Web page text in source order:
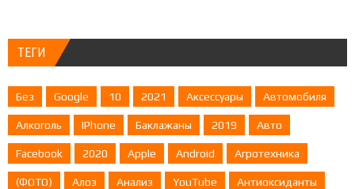
ТЕГИ
Без Google 10 2021 Аксессуары Автомобиля
Алкоголь IPhone Баклажаны 2019 Авто
Facebook 2020 Apple Android Агротехника
(ФОТО) Алоэ Анализ YouTube Антиоксиданты